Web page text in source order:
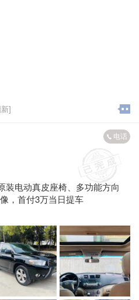
]
电话
装电动真皮座椅、多功能方向
，首付3万当日提车